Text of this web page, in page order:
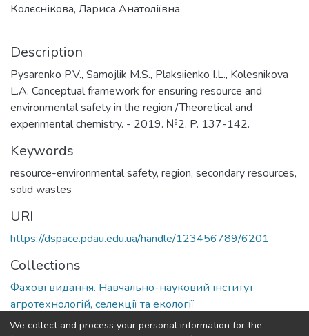
Колєснікова, Лариса Анатоліївна
Description
Pysarenko P.V., Samojlik M.S., Plaksiienko I.L., Kolesnikova
L.A. Conceptual framework for ensuring resource and
environmental safety in the region /Theoretical and
experimental chemistry. - 2019. №2. P. 137-142.
Keywords
resource-environmental safety, region, secondary resources,
solid wastes
URI
https://dspace.pdau.edu.ua/handle/123456789/6201
Collections
Фахові видання. Навчально-науковий інститут
агротехнологій, селекції та екології
We collect and process your personal information for the